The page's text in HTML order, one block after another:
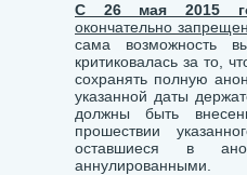
С 26 мая 2015
окончательно
сама возможность
критиковалась за то,
сохранять полную
указанной даты
должны быть
прошествии
оставшиеся в
аннулированными.